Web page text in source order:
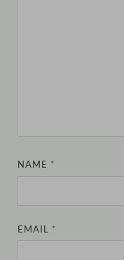
NAME *
EMAIL *